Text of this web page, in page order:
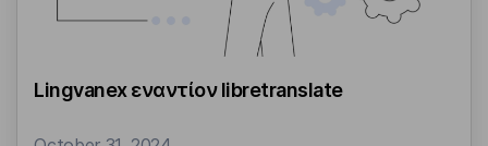
Lingvanex εναντίον libretranslate